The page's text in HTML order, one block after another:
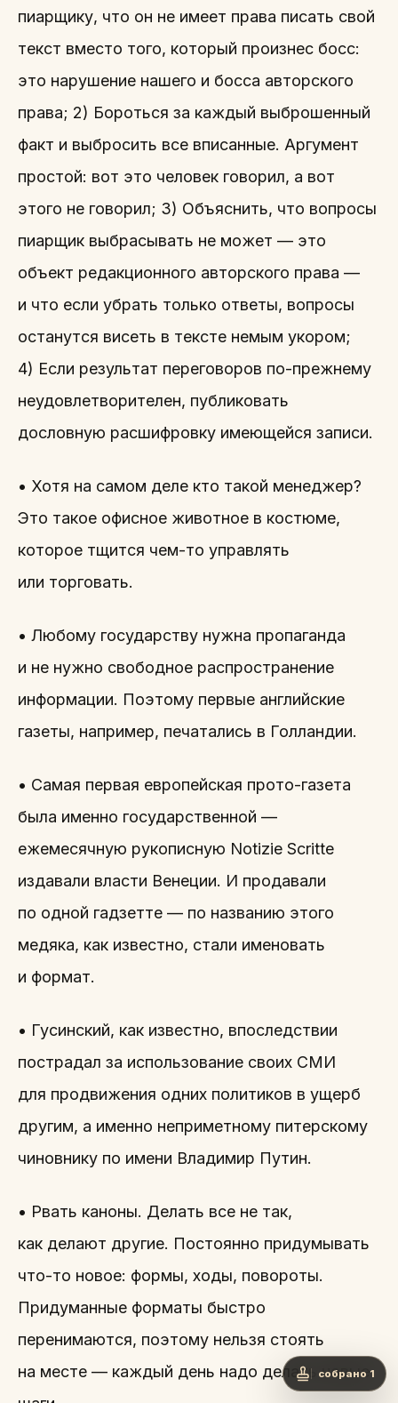
пиарщику, что он не имеет права писать свой
текст вместо того, который произнес босс:
это нарушение нашего и босса авторского
права; 2) Бороться за каждый выброшенный
факт и выбросить все вписанные. Аргумент
простой: вот это человек говорил, а вот
этого не говорил; 3) Объяснить, что вопросы
пиарщик выбрасывать не может — это
объект редакционного авторского права —
и что если убрать только ответы, вопросы
останутся висеть в тексте немым укором;
4) Если результат переговоров по-прежнему
неудовлетворителен, публиковать
дословную расшифровку имеющейся записи.
• Хотя на самом деле кто такой менеджер?
Это такое офисное животное в костюме,
которое тщится чем-то управлять
или торговать.
• Любому государству нужна пропаганда
и не нужно свободное распространение
информации. Поэтому первые английские
газеты, например, печатались в Голландии.
• Самая первая европейская прото-газета
была именно государственной —
ежемесячную рукописную Notizie Scritte
издавали власти Венеции. И продавали
по одной гадзетте — по названию этого
медяка, как известно, стали именовать
и формат.
• Гусинский, как известно, впоследствии
пострадал за использование своих СМИ
для продвижения одних политиков в ущерб
другим, а именно неприметному питерскому
чиновнику по имени Владимир Путин.
• Рвать каноны. Делать все не так,
как делают другие. Постоянно придумывать
что-то новое: формы, ходы, повороты.
Придуманные форматы быстро
перенимаются, поэтому нельзя стоять
на месте — каждый день надо делать новые
собрано 1